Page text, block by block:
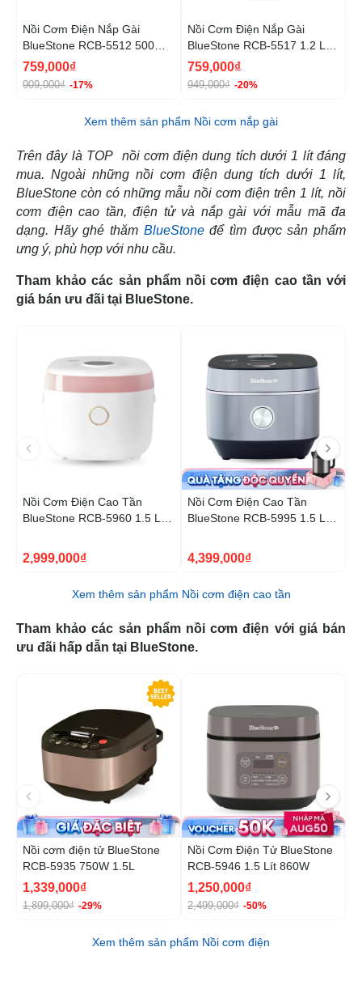
Nồi Cơm Điện Nắp Gài
BlueStone RCB-5512 500W
1.2 Lít
759,000₫
909,000₫ -17%
Nồi Cơm Điện Nắp Gài
BlueStone RCB-5517 1.2 Lít
500W
759,000₫
949,000₫ -20%
Xem thêm sản phẩm Nồi cơm nắp gài
Trên đây là TOP nồi cơm điện dung tích dưới 1 lít đáng
mua. Ngoài những nồi cơm điện dung tích dưới 1 lít,
BlueStone còn có những mẫu nồi cơm điện trên 1 lít, nồi
cơm điện cao tần, điện tử và nắp gài với mẫu mã đa
dạng. Hãy ghé thăm BlueStoneđể tìm được sản phẩm
ưng ý, phù hợp với nhu cầu.
Tham khảo các sản phẩm nồi cơm điện cao tần với
giá bán ưu đãi tại BlueStone.
Nồi Cơm Điện Cao Tần
BlueStone RCB-5960 1.5 Lít
2,999,000₫
Nồi Cơm Điện Cao Tần
BlueStone RCB-5995 1.5 Lít
4,399,000₫
Xem thêm sản phẩm Nồi cơm điện cao tần
Tham khảo các sản phẩm nồi cơm điện với giá bán
ưu đãi hấp dẫn tại BlueStone.
Nồi cơm điện tử BlueStone
RCB-5935 750W 1.5L
1,339,000₫
1,899,000₫ -29%
Nồi Cơm Điện Tử BlueStone
RCB-5946 1.5 Lít 860W
1,250,000₫
2,499,000₫ -50%
Xem thêm sản phẩm Nồi cơm điện